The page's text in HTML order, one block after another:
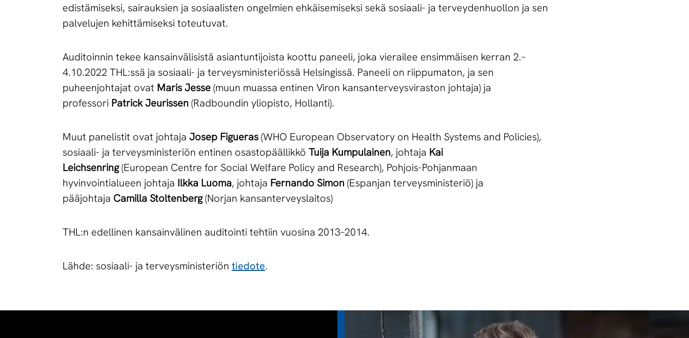
edistämiseksi, sairauksien ja sosiaalisten ongelmien ehkäisemiseksi sekä sosiaali- ja terveydenhuollon ja sen
palvelujen kehittämiseksi toteutuvat.
Auditoinnin tekee kansainvälisistä asiantuntijoista koottu paneeli, joka vierailee ensimmäisen kerran 2.–
4.10.2022 THL:ssä ja sosiaali- ja terveysministeriössä Helsingissä. Paneeli on riippumaton, ja sen
puheenjohtajat ovat Maris Jesse(muun muassa entinen Viron kansanterveysviraston johtaja) ja
professori Patrick Jeurissen(Radboundin yliopisto, Hollanti).
Muut panelistit ovat johtaja Josep Figueras(WHO European Observatory on Health Systems and Policies),
sosiaali- ja terveysministeriön entinen osastopäällikkö Tuija Kumpulainen, johtaja Kai
Leichsenring(European Centre for Social Welfare Policy and Research), Pohjois-Pohjanmaan
hyvinvointialueen johtaja Ilkka Luoma, johtaja Fernando Simon(Espanjan terveysministeriö) ja
pääjohtaja Camilla Stoltenberg(Norjan kansanterveyslaitos)
THL:n edellinen kansainvälinen auditointi tehtiin vuosina 2013–2014.
Lähde: sosiaali- ja terveysministeriön tiedote.